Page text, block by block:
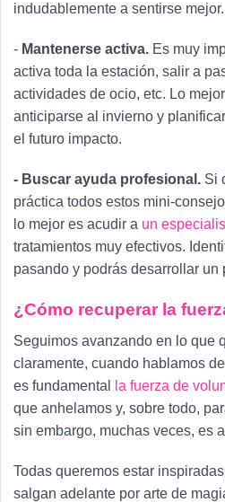
indudablemente a sentirse mejor.
- Mantenerse activa. Es muy
activa toda la estación, salir a
actividades de ocio, etc. Lo
anticiparse al invierno y
el futuro impacto.
- Buscar ayuda profesional. Si
práctica todos estos mini-
lo mejor es acudir a un
tratamientos muy efectivos.
pasando y podrás desarrollar un
¿Cómo recuperar la
Seguimos avanzando en lo que
claramente, cuando hablamos
es fundamental
la fuerza de
que anhelamos y, sobre todo,
sin embargo, muchas veces, es
Todas queremos estar
salgan adelante por arte de